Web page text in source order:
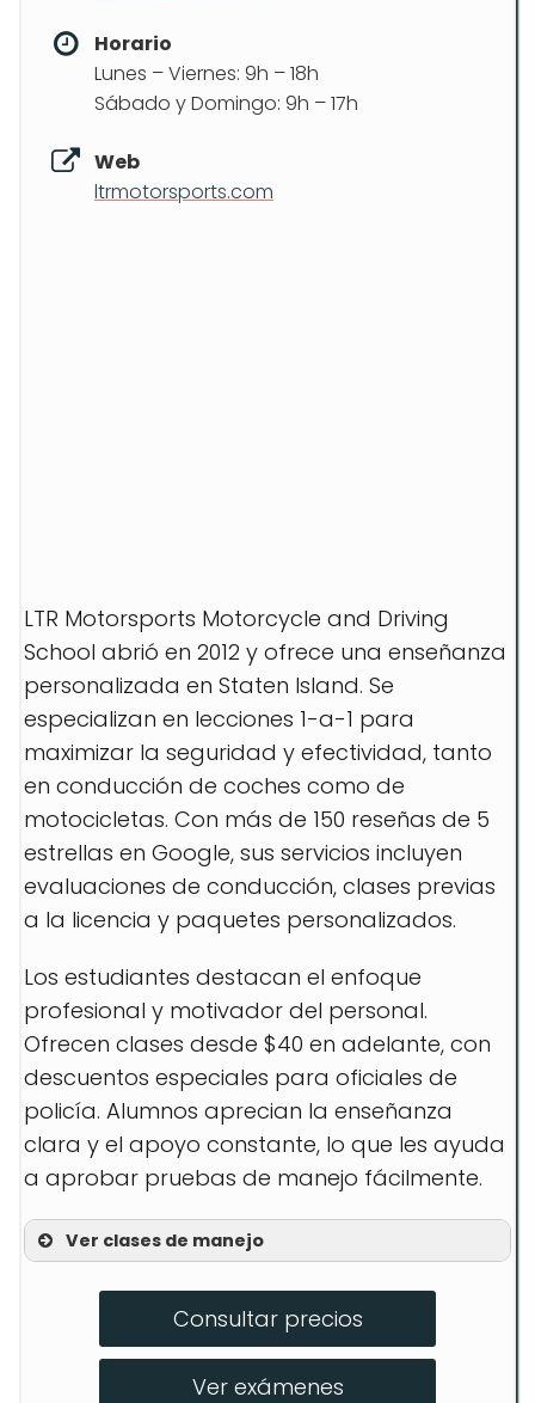
Horario
Lunes – Viernes: 9h – 18h
Sábado y Domingo: 9h – 17h
Web
ltrmotorsports.com
LTR Motorsports Motorcycle and Driving
School abrió en 2012 y ofrece una enseñanza
personalizada en Staten Island. Se
especializan en lecciones 1-a-1 para
maximizar la seguridad y efectividad, tanto
en conducción de coches como de
motocicletas. Con más de 150 reseñas de 5
estrellas en Google, sus servicios incluyen
evaluaciones de conducción, clases previas
a la licencia y paquetes personalizados.
Los estudiantes destacan el enfoque
profesional y motivador del personal.
Ofrecen clases desde $40 en adelante, con
descuentos especiales para oficiales de
policía. Alumnos aprecian la enseñanza
clara y el apoyo constante, lo que les ayuda
a aprobar pruebas de manejo fácilmente.
Ver clases de manejo
Curso de pre-licencia de 5 horas por
Consultar precios
Ver exámenes